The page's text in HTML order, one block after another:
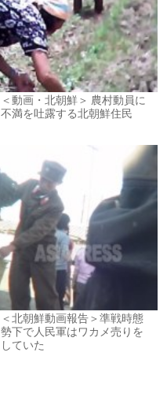
＜動画・北朝鮮＞ 農村動員に
不満を吐露する北朝鮮住民
＜北朝鮮動画報告＞準戦時態
勢下で人民軍はワカメ売りを
していた